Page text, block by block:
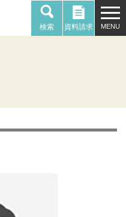
検索 資料請求